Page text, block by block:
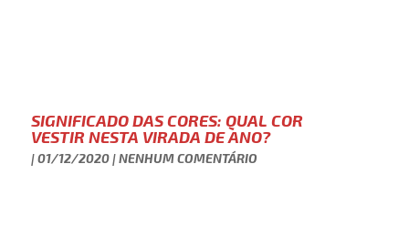
SIGNIFICADO DAS CORES: QUAL COR
VESTIR NESTA VIRADA DE ANO?
01/12/2020 NENHUM COMENTÁRIO